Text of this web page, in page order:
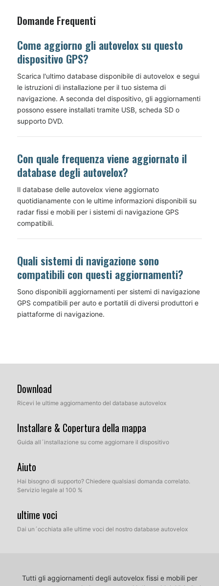
Domande Frequenti
Come aggiorno gli autovelox su questo
dispositivo GPS?
Scarica l'ultimo database disponibile di autovelox e segui
le istruzioni di installazione per il tuo sistema di
navigazione. A seconda del dispositivo, gli aggiornamenti
possono essere installati tramite USB, scheda SD o
supporto DVD.
Con quale frequenza viene aggiornato il
database degli autovelox?
Il database delle autovelox viene aggiornato
quotidianamente con le ultime informazioni disponibili su
radar fissi e mobili per i sistemi di navigazione GPS
compatibili.
Quali sistemi di navigazione sono
compatibili con questi aggiornamenti?
Sono disponibili aggiornamenti per sistemi di navigazione
GPS compatibili per auto e portatili di diversi produttori e
piattaforme di navigazione.
Download
Ricevi le ultime aggiornamento del database autovelox
Installare & Copertura della mappa
Guida all´installazione su come aggiornare il dispositivo
Aiuto
Hai bisogno di supporto? Chiedere qualsiasi domanda correlato.
Servizio legale al 100 %
ultime voci
Dai un´occhiata alle ultime voci del nostro database autovelox
Tutti gli aggiornamenti degli autovelox fissi e mobili per